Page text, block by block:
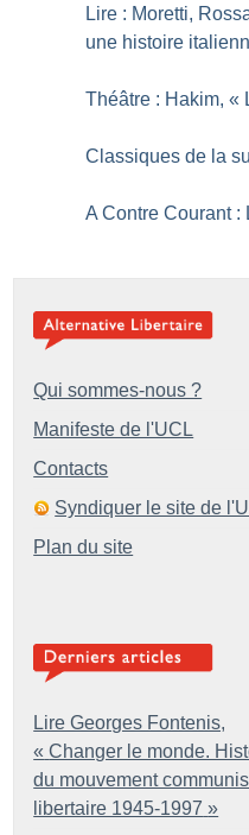
Lire : Moretti,
une histoire
Théâtre : Hakim, «
Classiques de la
A Contre Courant :
Qui sommes-nous ?
Manifeste de l'UCL
Contacts
Syndiquer le site de
Plan du site
Lire Georges Fontenis,
« Changer le monde.
du mouvement
libertaire 1945-1997 »